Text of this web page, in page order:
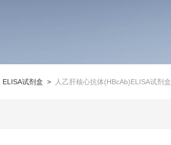
ELISA试剂盒 > 人乙肝核心抗体(HBcAb)ELISA试剂盒